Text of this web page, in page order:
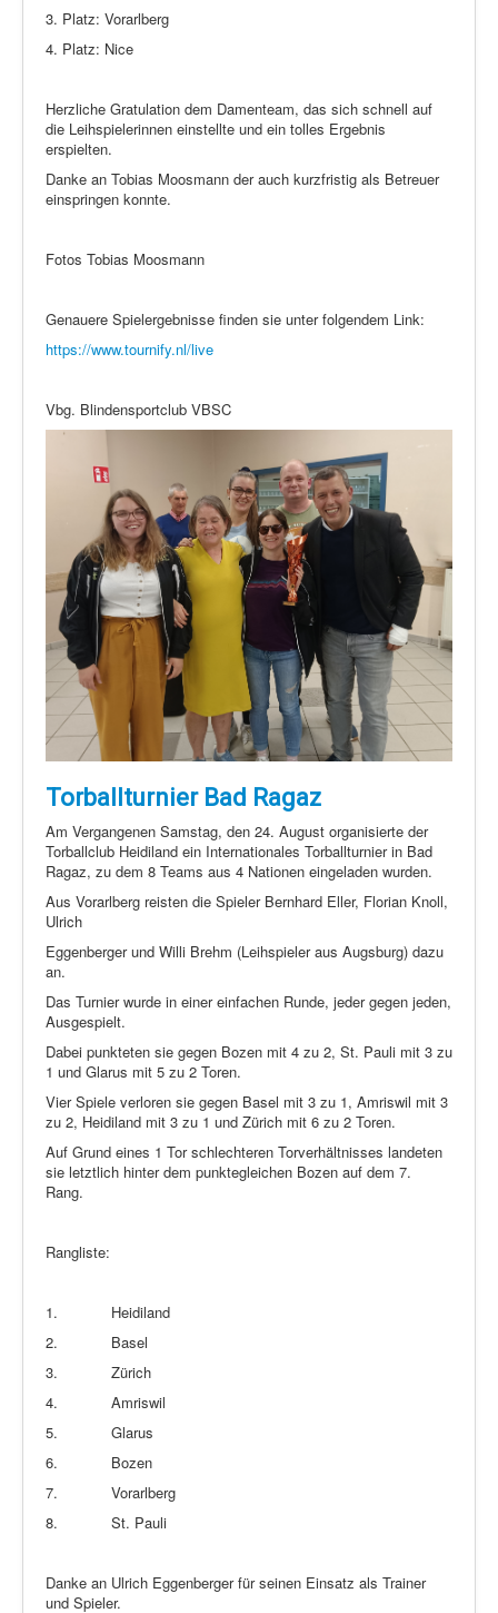
3. Platz: Vorarlberg
4. Platz: Nice
Herzliche Gratulation dem Damenteam, das sich schnell auf
die Leihspielerinnen einstellte und ein tolles Ergebnis
erspielten.
Danke an Tobias Moosmann der auch kurzfristig als Betreuer
einspringen konnte.
Fotos Tobias Moosmann
Genauere Spielergebnisse finden sie unter folgendem Link:
https://www.tournify.nl/live
Vbg. Blindensportclub VBSC
Torballturnier Bad Ragaz
Am Vergangenen Samstag, den 24. August organisierte der
Torballclub Heidiland ein Internationales Torballturnier in Bad
Ragaz, zu dem 8 Teams aus 4 Nationen eingeladen wurden.
Aus Vorarlberg reisten die Spieler Bernhard Eller, Florian Knoll,
Ulrich
Eggenberger und Willi Brehm (Leihspieler aus Augsburg) dazu
an.
Das Turnier wurde in einer einfachen Runde, jeder gegen jeden,
Ausgespielt.
Dabei punkteten sie gegen Bozen mit 4 zu 2, St. Pauli mit 3 zu
1 und Glarus mit 5 zu 2 Toren.
Vier Spiele verloren sie gegen Basel mit 3 zu 1, Amriswil mit 3
zu 2, Heidiland mit 3 zu 1 und Zürich mit 6 zu 2 Toren.
Auf Grund eines 1 Tor schlechteren Torverhältnisses landeten
sie letztlich hinter dem punktegleichen Bozen auf dem 7.
Rang.
Rangliste:
1.
Heidiland
2.
Basel
3.
Zürich
4.
Amriswil
5.
Glarus
6.
Bozen
7.
Vorarlberg
8.
St. Pauli
Danke an Ulrich Eggenberger für seinen Einsatz als Trainer
und Spieler.